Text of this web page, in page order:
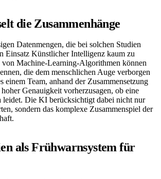
die Zusammenhänge
Datenmengen, die bei solchen Studien
Einsatz Künstlicher Intelligenz kaum zu
Machine-Learning-Algorithmen können
die dem menschlichen Auge verborgen
einem Team, anhand der Zusammensetzung
Genauigkeit vorherzusagen, ob eine
leidet. Die KI berücksichtigt dabei nicht nur
sondern das komplexe Zusammenspiel der
als Frühwarnsystem für